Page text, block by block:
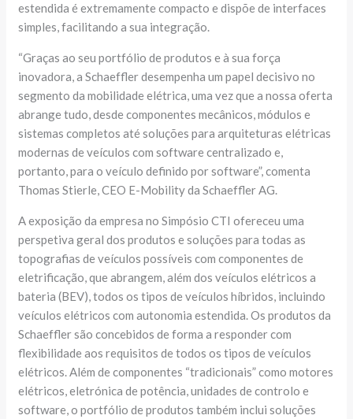
estendida é extremamente compacto e dispõe de interfaces
simples, facilitando a sua integração.
“Graças ao seu portfólio de produtos e à sua força
inovadora, a Schaeffler desempenha um papel decisivo no
segmento da mobilidade elétrica, uma vez que a nossa oferta
abrange tudo, desde componentes mecânicos, módulos e
sistemas completos até soluções para arquiteturas elétricas
modernas de veículos com software centralizado e,
portanto, para o veículo definido por software”, comenta
Thomas Stierle, CEO E-Mobility da Schaeffler AG.
A exposição da empresa no Simpósio CTI ofereceu uma
perspetiva geral dos produtos e soluções para todas as
topografias de veículos possíveis com componentes de
eletrificação, que abrangem, além dos veículos elétricos a
bateria (BEV), todos os tipos de veículos híbridos, incluindo
veículos elétricos com autonomia estendida. Os produtos da
Schaeffler são concebidos de forma a responder com
flexibilidade aos requisitos de todos os tipos de veículos
elétricos. Além de componentes “tradicionais” como motores
elétricos, eletrónica de potência, unidades de controlo e
software, o portfólio de produtos também inclui soluções